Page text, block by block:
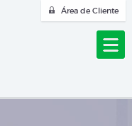
Área de Cliente